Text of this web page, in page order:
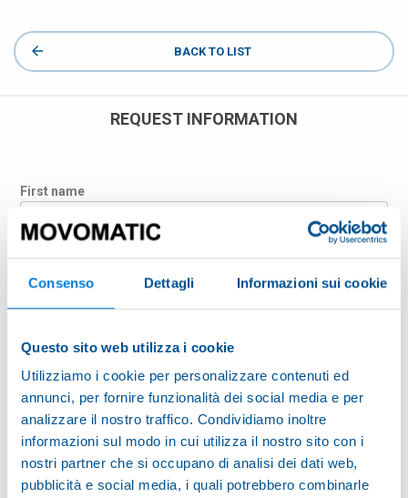
Consenso Dettagli Informazioni sui cookie
Questo sito web utilizza i cookie
Utilizziamo i cookie per personalizzare contenuti ed
annunci, per fornire funzionalità dei social media e per
analizzare il nostro traffico. Condividiamo inoltre
informazioni sul modo in cui utilizza il nostro sito con i
nostri partner che si occupano di analisi dei dati web,
pubblicità e social media, i quali potrebbero combinarle
BACK TO LIST
REQUEST INFORMATION
First name
Last name
Country